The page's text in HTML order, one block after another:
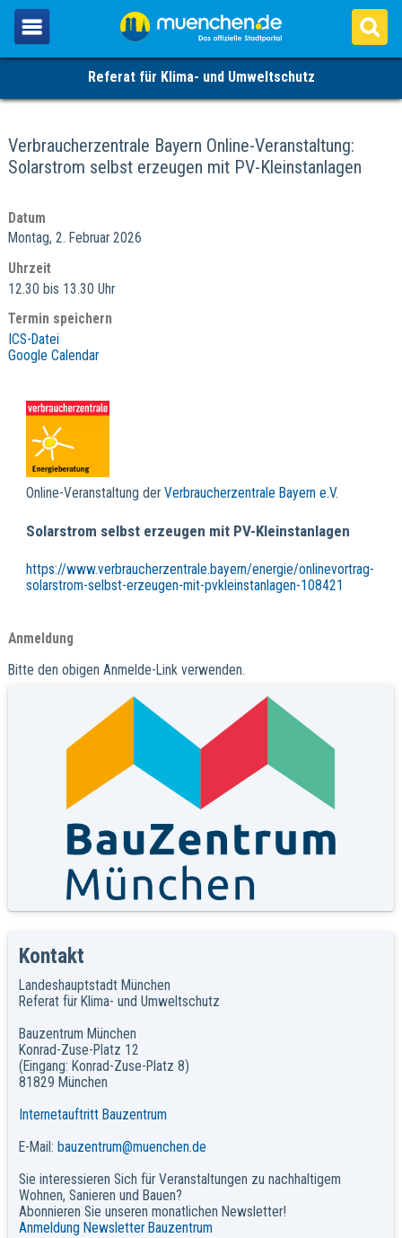
Referat für Klima- und Umweltschutz
Verbraucherzentrale Bayern Online-Veranstaltung:
Solarstrom selbst erzeugen mit PV-Kleinstanlagen
Datum
Montag, 2. Februar 2026
Uhrzeit
12.30 bis 13.30 Uhr
Termin speichern
ICS-Datei
Google Calendar
Online-Veranstaltung derVerbraucherzentrale Bayern e.V.
Solarstrom selbst erzeugen mit PV-Kleinstanlagen
https://www.verbraucherzentrale.bayern/energie/onlinevortrag-
solarstrom-selbst-erzeugen-mit-pvkleinstanlagen-108421
Anmeldung
Bitte den obigen Anmelde-Link verwenden.
Kontakt
Landeshauptstadt München
Referat für Klima- und Umweltschutz
Bauzentrum München
Konrad-Zuse-Platz 12
(Eingang: Konrad-Zuse-Platz 8)
81829 München
Internetauftritt Bauzentrum
E-Mail: bauzentrum@muenchen.de
Sie interessieren Sich für Veranstaltungen zu nachhaltigem
Wohnen, Sanieren und Bauen?
Abonnieren Sie unseren monatlichen Newsletter!
Anmeldung Newsletter Bauzentrum